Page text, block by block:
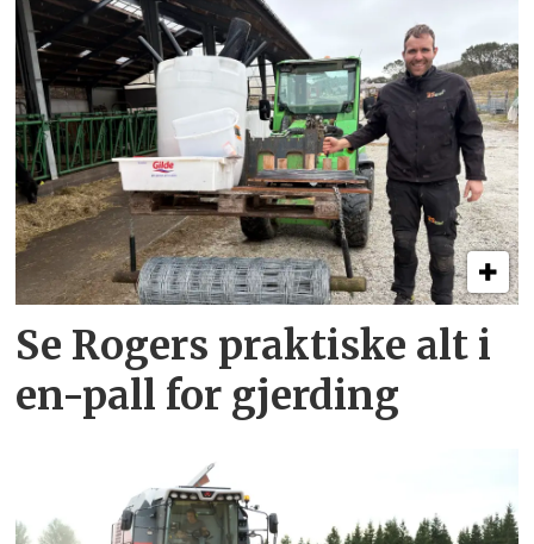
Se Rogers praktiske alt i
en-pall for gjerding